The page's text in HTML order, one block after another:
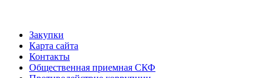
Закупки
Карта сайта
Контакты
Общественная приемная СКФ